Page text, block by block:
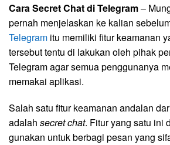
Cara Secret Chat di Telegram–
pernah menjelaskan ke kalian
Telegram itu memiliki fitur keamanan
tersebut tentu di lakukan oleh pihak
Telegram agar semua penggunanya
memakai aplikasi.
Salah satu fitur keamanan andalan
adalah secret chat. Fitur yang satu ini
gunakan untuk berbagi pesan yang